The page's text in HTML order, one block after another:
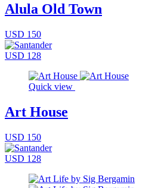
Alula Old Town
USD 150
USD 128
Quick view
Art House
USD 150
USD 128